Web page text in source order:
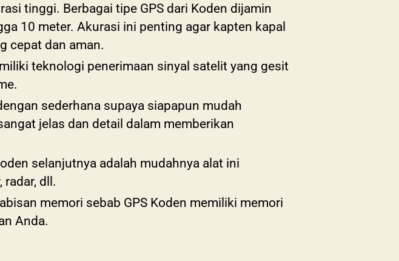
tinggi. Berbagai tipe GPS dari Koden dijamin
10 meter. Akurasi ini penting agar kapten kapal
cepat dan aman.
teknologi penerimaan sinyal satelit yang gesit
sederhana supaya siapapun mudah
jelas dan detail dalam memberikan
selanjutnya adalah mudahnya alat ini
dll.
memori sebab GPS Koden memiliki memori
Anda.